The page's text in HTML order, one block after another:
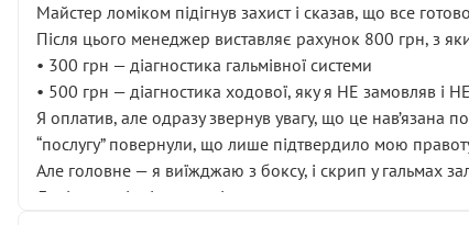
Майстер ломіком підігнув захист і сказав, що все
Після цього менеджер виставляє рахунок 800 грн, з
• 300 грн — діагностика гальмівної системи
• 500 грн — діагностика ходової, яку я НЕ замовляв і
Я оплатив, але одразу звернув увагу, що це нав’язана
“послугу” повернули, що лише підтвердило мою
Але головне — я виїжджаю з боксу, і скрип у гальмах
Далі ситуація тільки погіршилась: